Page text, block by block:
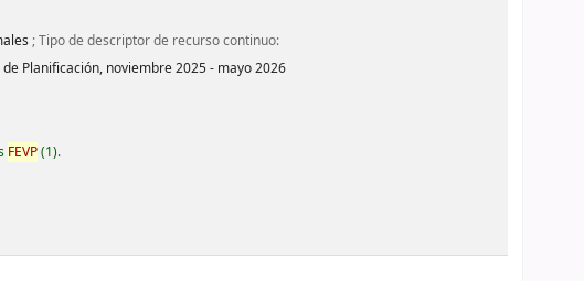
; Tipo de descriptor de recurso continuo:
Planificación, noviembre 2025 - mayo 2026
FEVP(1).